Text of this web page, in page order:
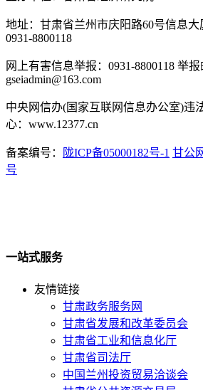
地址：甘肃省兰州市庆阳路60号信息大
0931-8800118
网上有害信息举报：0931-8800118 举报
gseiadmin@163.com
中央网信办(国家互联网信息办公室)违
心：www.12377.cn
备案编号： 陇ICP备05000182号-1 甘公
号
一站式服务
友情链接
甘肃政务服务网
甘肃省发展和改革委员会
甘肃省工业和信息化厅
甘肃省司法厅
中国兰州投资贸易洽谈会